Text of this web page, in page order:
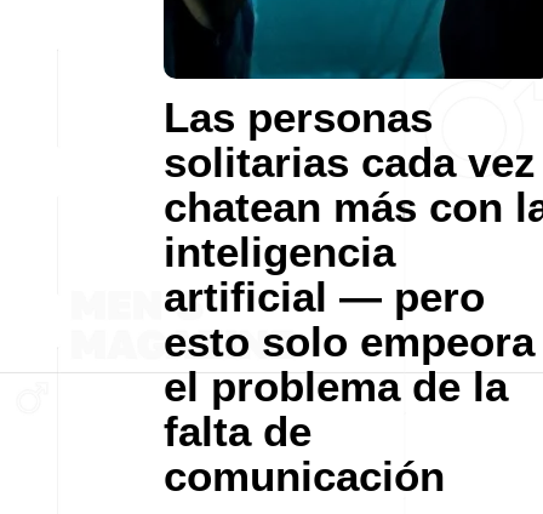
Las personas
solitarias cada vez
chatean más con
inteligencia
artificial — pero
esto solo empeora
el problema de la
falta de
comunicación